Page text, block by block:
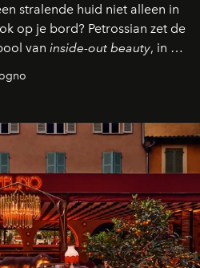
stralende huid niet alleen in
op je bord? Petrossian zet de
van inside-out beauty, in de